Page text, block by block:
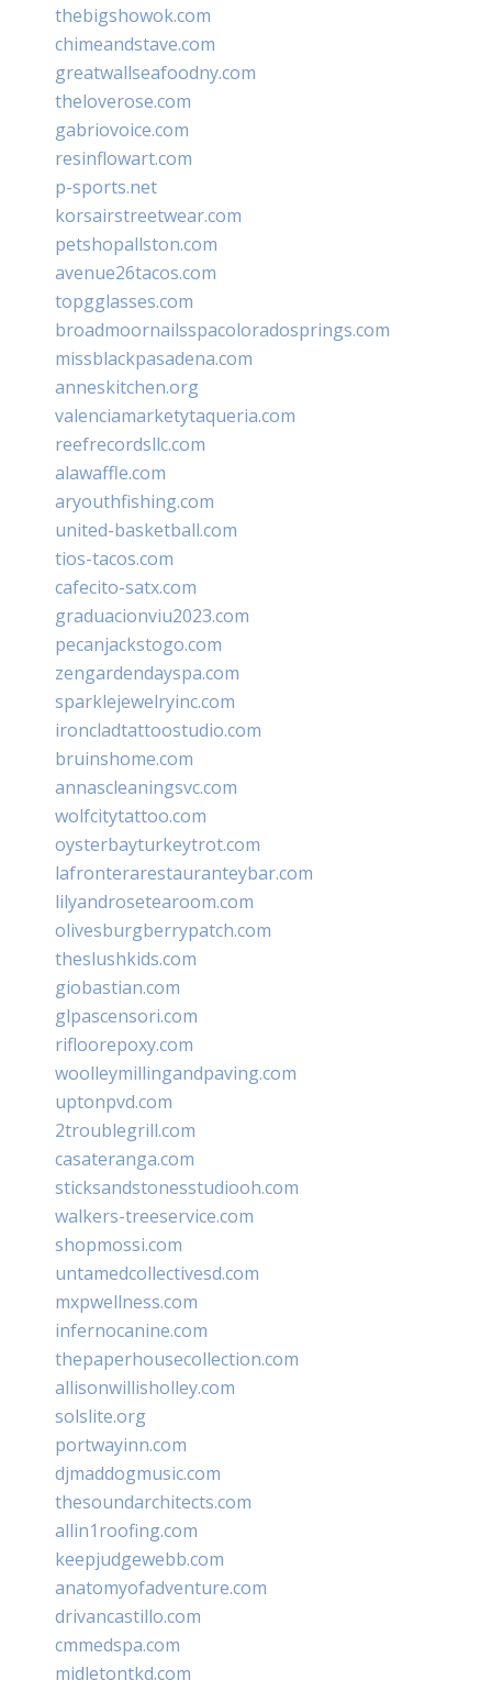
thebigshowok.com
chimeandstave.com
greatwallseafoodny.com
theloverose.com
gabriovoice.com
resinflowart.com
p-sports.net
korsairstreetwear.com
petshopallston.com
avenue26tacos.com
topgglasses.com
broadmoornailsspacoloradosprings.com
missblackpasadena.com
anneskitchen.org
valenciamarketytaqueria.com
reefrecordsllc.com
alawaffle.com
aryouthfishing.com
united-basketball.com
tios-tacos.com
cafecito-satx.com
graduacionviu2023.com
pecanjackstogo.com
zengardendayspa.com
sparklejewelryinc.com
ironcladtattoostudio.com
bruinshome.com
annascleaningsvc.com
wolfcitytattoo.com
oysterbayturkeytrot.com
lafronterarestauranteybar.com
lilyandrosetearoom.com
olivesburgberrypatch.com
theslushkids.com
giobastian.com
glpascensori.com
rifloorepoxy.com
woolleymillingandpaving.com
uptonpvd.com
2troublegrill.com
casateranga.com
sticksandstonesstudiooh.com
walkers-treeservice.com
shopmossi.com
untamedcollectivesd.com
mxpwellness.com
infernocanine.com
thepaperhousecollection.com
allisonwillisholley.com
solslite.org
portwayinn.com
djmaddogmusic.com
thesoundarchitects.com
allin1roofing.com
keepjudgewebb.com
anatomyofadventure.com
drivancastillo.com
cmmedspa.com
midletontkd.com